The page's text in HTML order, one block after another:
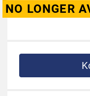
NO LONGER